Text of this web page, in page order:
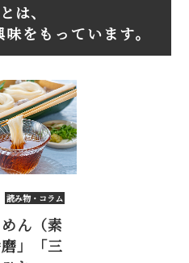
は、
をもっています。
読み物・コラム
ん（素
」「三